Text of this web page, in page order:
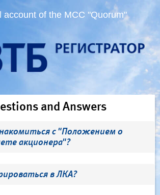
account of the MCC "Quorum"
and Answers
с "Положением о
акционера"?
в ЛКА?